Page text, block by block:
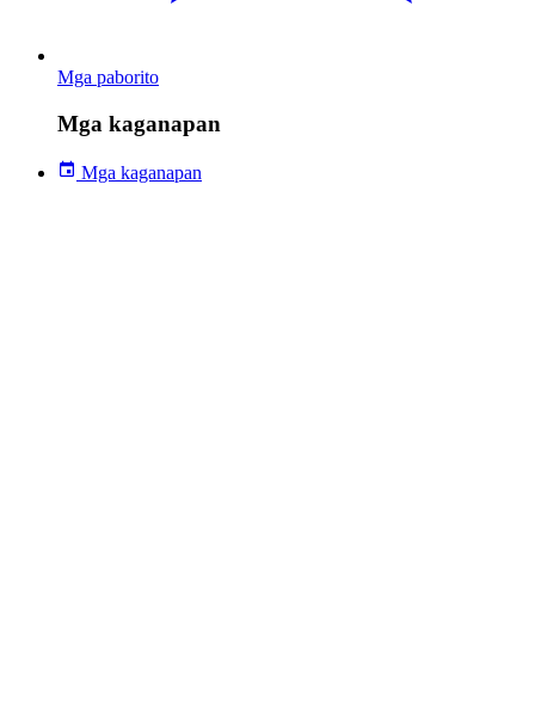
Mga paborito
Mga kaganapan
Mga kaganapan